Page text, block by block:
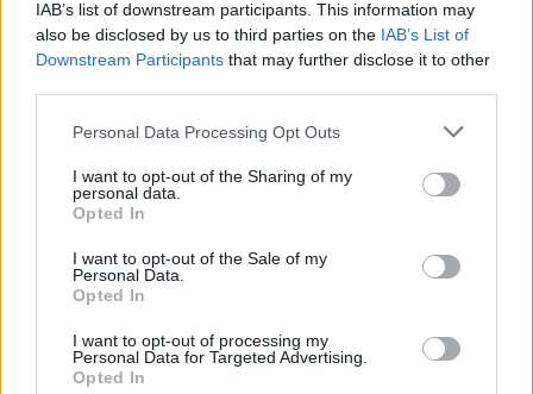
IAB’s list of downstream participants. This information may
also be disclosed by us to third parties on the IAB’s List of
Downstream Participants that may further disclose it to other
Personal Data Processing Opt Outs
I want to opt-out of the Sharing of my
personal data.
Opted In
I want to opt-out of the Sale of my
Personal Data.
Opted In
I want to opt-out of processing my
Personal Data for Targeted Advertising.
Opted In
Odin é o mais sábio e velho deles no
mito nórdico
A resposta a esta pergunta: